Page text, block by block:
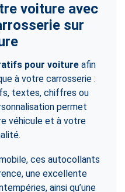
voiture avec
sur
pour voiture afin
à votre carrosserie :
textes, chiffres ou
permet
véhicule et à votre
ces autocollants
une excellente
ainsi qu’une